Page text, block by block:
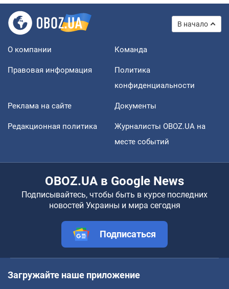
В начало
О компании Команда
Правовая информация
Политика
конфиденциальности
Реклама на сайте Документы
Редакционная политика
Журналисты OBOZ.UA на
месте событий
OBOZ.UA в Google News
Подписывайтесь, чтобы быть в курсе последних
новостей Украины и мира сегодня
Подписаться
Загружайте наше приложение